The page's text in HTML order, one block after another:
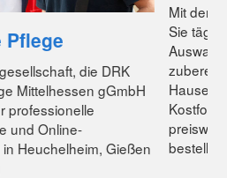
Pflege
die DRK
Mittelhessen gGmbH
professionelle
und Online-
Heuchelheim, Gießen
Mit dem
Sie
Auswahl
Hause
bestellen!